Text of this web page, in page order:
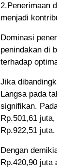
2.Penerimaan
menjadi
Dominasi
penindakan di
terhadap
Jika
Langsa pada
signifikan.
Rp.501,61
Rp.922,51 juta.
Dengan
Rp.420,90 juta